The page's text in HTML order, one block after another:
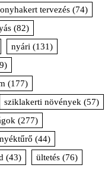
tervezés (74)
(82)
nyári (131)
(177)
sziklakerti növények (57)
(277)
(44)
(43) ültetés (76)